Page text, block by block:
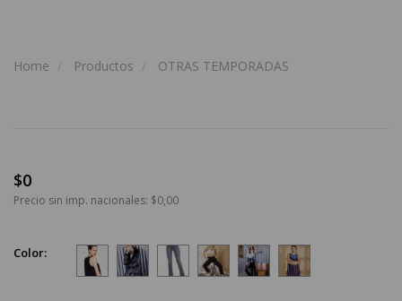
Home Productos OTRAS TEMPORADAS
$0
Precio sin imp. nacionales: $0,00
Color: